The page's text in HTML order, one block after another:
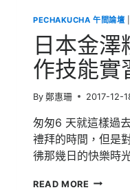
流
層，
平
流
層，
流
日
本。
PECHAKUCHA 午間論壇
日本金澤
作技能實
By 鄭惠珊 2017-12-
匆匆6 天就這樣過
禮拜的時間，但是
彿那幾日的快樂時
READ MORE 日